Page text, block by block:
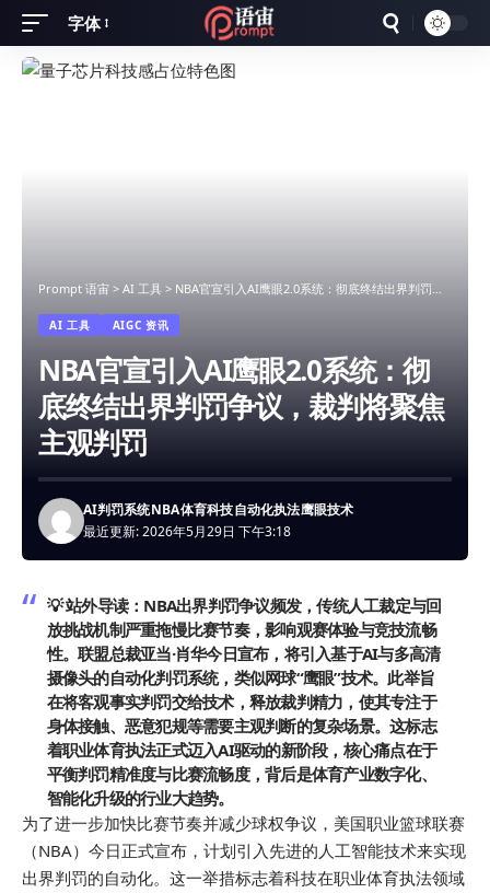
Font
Resizer
字体
Prompt 语宙 > AI 工具 > NBA官宣引入AI鹰眼2.0系统：彻底终结出界判罚争议，裁判将聚焦主观判罚
AI 工具 AIGC 资讯
NBA官宣引入AI鹰眼2.0系统：彻
底终结出界判罚争议，裁判将聚焦
主观判罚
最近更新: 2026年5月29日 下午3:18
AI判罚系统NBA体育科技自动化执法鹰眼技术
💡 站外导读： NBA出界判罚争议频发，传统人工裁定与回
放挑战机制严重拖慢比赛节奏，影响观赛体验与竞技流畅
性。联盟总裁亚当·肖华今日宣布，将引入基于AI与多高清
摄像头的自动化判罚系统，类似网球“鹰眼”技术。此举旨
在将客观事实判罚交给技术，释放裁判精力，使其专注于
身体接触、恶意犯规等需要主观判断的复杂场景。这标志
着职业体育执法正式迈入AI驱动的新阶段，核心痛点在于
平衡判罚精准度与比赛流畅度，背后是体育产业数字化、
智能化升级的行业大趋势。
为了进一步加快比赛节奏并减少球权争议，美国职业篮球联赛
（NBA）今日正式宣布，计划引入先进的人工智能技术来实现
出界判罚的自动化。这一举措标志着科技在职业体育执法领域